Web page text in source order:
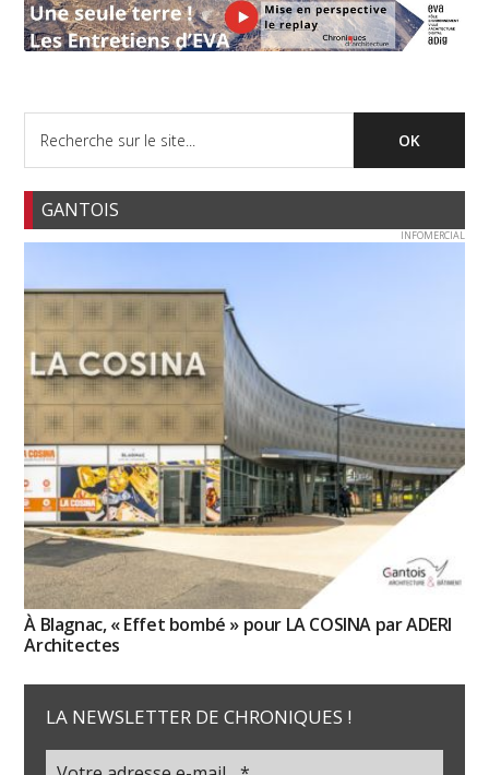
GANTOIS
INFOMERCIAL
À Blagnac, « Effet bombé » pour LA COSINA par ADERI
Architectes
LA NEWSLETTER DE CHRONIQUES !